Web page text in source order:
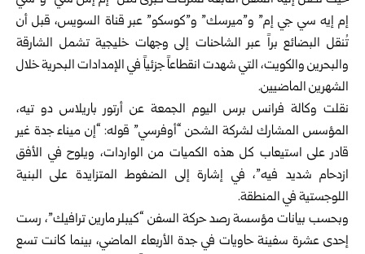
إم إيه سي جي إم” و”ميرسك” و”كوسكو” عبر قناة السويس، قبل أن
تُنقل البضائع براً عبر الشاحنات إلى وجهات خليجية تشمل الشارقة
والبحرين والكويت، التي شهدت انقطاعاً جزئياً في الإمدادات البحرية خلال
الشهرين الماضيين.
نقلت وكالة فرانس برس اليوم الجمعة عن أرتور باريلاس دو تيه،
المؤسس المشارك لشركة الشحن “أوفرسي” قوله: “إن ميناء جدة غير
قادر على استيعاب كل هذه الكميات من الواردات، ويلوح في الأفق
ازدحام شديد فيه”، في إشارة إلى الضغوط المتزايدة على البنية
اللوجستية في المنطقة.
وبحسب بيانات مؤسسة رصد حركة السفن “كيبلر مارين ترافيك”، رست
إحدى عشرة سفينة حاويات في جدة الأربعاء الماضي، بينما كانت تسع